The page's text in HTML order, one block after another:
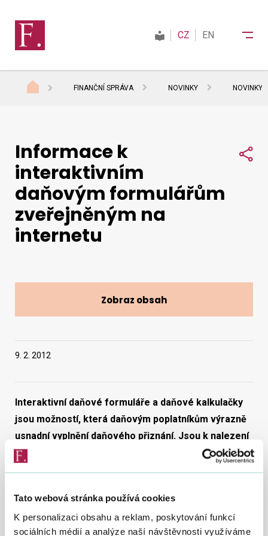
Tato webová stránka používá cookies
K personalizaci obsahu a reklam, poskytování funkcí
sociálních médií a analýze naší návštěvnosti využíváme
Daně
Mezinárodní spolupráce
Kontakty
CZ EN
FINANČNÍ SPRÁVA NOVINKY NOVINKY
9. 2. 2012
Interaktivní daňové formuláře a daňové kalkulačky
jsou možností, která daňovým poplatníkům výrazně
usnadní vyplnění daňového přiznání. Jsou k nalezení
na mnoha internetových stránkách, avšak jejich
Pokud se chce daňový poplatník vyhnout problémům, které
mohou vyplněním negarantovaných formulářů vzniknout,
Informace k
interaktivním
daňovým formulářům
zveřejněným na
internetu
Zobraz obsah